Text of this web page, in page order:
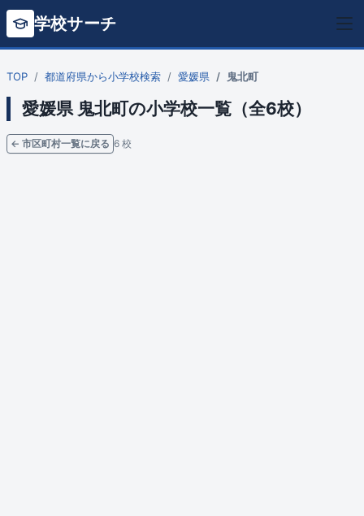
学校サーチ
TOP 都道府県から小学校検索 愛媛県 鬼北町
愛媛県 鬼北町の小学校一覧（全6校）
← 市区町村一覧に戻る 6 校